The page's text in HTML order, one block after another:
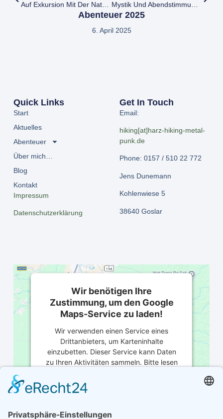
Auf Exkursion Mit Der Naturschutzbehörde
Mystik Und Abendstimmung Auf Der Wolfswarte
Abenteuer 2025
6. April 2025
Quick Links
Start
Aktuelles
Abenteuer
Über mich…
Blog
Kontakt
Impressum
Datenschutzerklärung
Get In Touch
Email:
hiking[at]harz-hiking-metal-
punk.de
Phone: 0157 / 510 22 772
Jens Dunemann
Kohlenwiese 5
38640 Goslar
Wir benötigen Ihre
Zustimmung, um den Google
Maps-Service zu laden!
Wir verwenden einen Service eines
Drittanbieters, um Karteninhalte
einzubetten. Dieser Service kann Daten
zu Ihren Aktivitäten sammeln. Bitte lesen
Nutzung des Service zu, um diese Karte